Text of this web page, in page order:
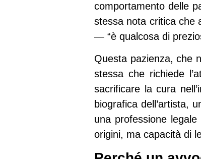
comportamento delle
stessa nota critica che
— “è qualcosa di
Questa pazienza, che
stessa che richiede
sacrificare la cura
biografica dell’artista,
una professione
origini, ma capacità di